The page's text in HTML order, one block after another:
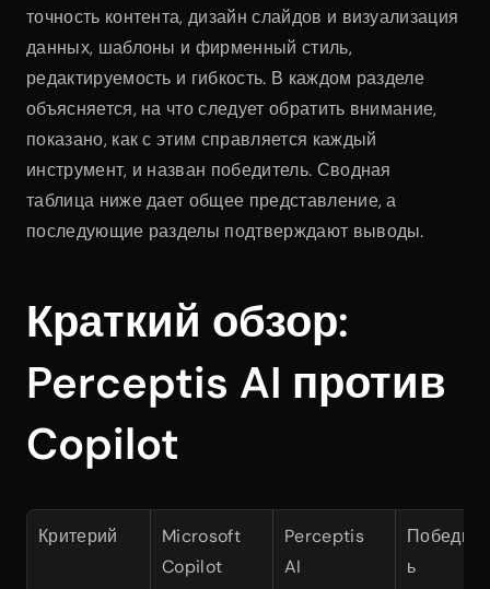
точность контента, дизайн слайдов и визуализация
данных, шаблоны и фирменный стиль,
редактируемость и гибкость. В каждом разделе
объясняется, на что следует обратить внимание,
показано, как с этим справляется каждый
инструмент, и назван победитель. Сводная
таблица ниже дает общее представление, а
последующие разделы подтверждают выводы.
Краткий обзор:
Perceptis AI против
Copilot
Критерий
Microsoft
Copilot
Perceptis
AI
ь